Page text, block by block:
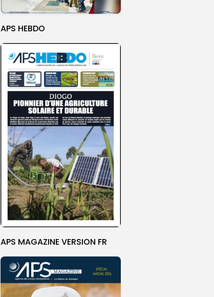
APS HEBDO
APS MAGAZINE VERSION FR